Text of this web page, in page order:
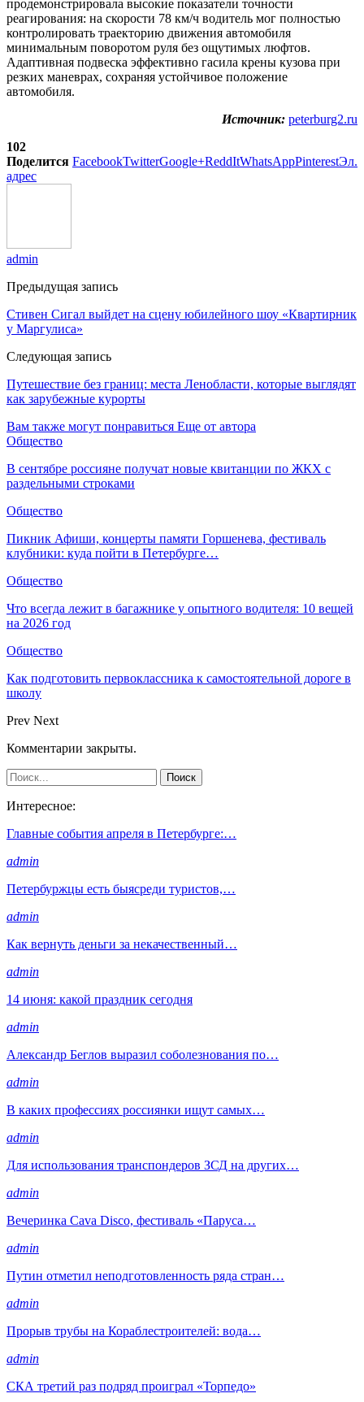
продемонстрировала высокие показатели точности
реагирования: на скорости 78 км/ч водитель мог полностью
контролировать траекторию движения автомобиля
минимальным поворотом руля без ощутимых люфтов.
Адаптивная подвеска эффективно гасила крены кузова при
резких маневрах, сохраняя устойчивое положение
автомобиля.
Источник: peterburg2.ru
102
Поделится FacebookTwitterGoogle+ReddItWhatsAppPinterestЭл.
адрес
admin
Предыдущая запись
Стивен Сигал выйдет на сцену юбилейного шоу «Квартирник
у Маргулиса»
Следующая запись
Путешествие без границ: места Ленобласти, которые выглядят
как зарубежные курорты
Вам также могут понравиться Еще от автора
Общество
В сентябре россияне получат новые квитанции по ЖКХ с
раздельными строками
Общество
Пикник Афиши, концерты памяти Горшенева, фестиваль
клубники: куда пойти в Петербурге…
Общество
Что всегда лежит в багажнике у опытного водителя: 10 вещей
на 2026 год
Общество
Как подготовить первоклассника к самостоятельной дороге в
школу
Prev Next
Комментарии закрыты.
Интересное:
Главные события апреля в Петербурге:…
admin
Петербуржцы есть быясреди туристов,…
admin
Как вернуть деньги за некачественный…
admin
14 июня: какой праздник сегодня
admin
Александр Беглов выразил соболезнования по…
admin
В каких профессиях россиянки ищут самых…
admin
Для использования транспондеров ЗСД на других…
admin
Вечеринка Cava Disco, фестиваль «Паруса…
admin
Путин отметил неподготовленность ряда стран…
admin
Прорыв трубы на Кораблестроителей: вода…
admin
СКА третий раз подряд проиграл «Торпедо»